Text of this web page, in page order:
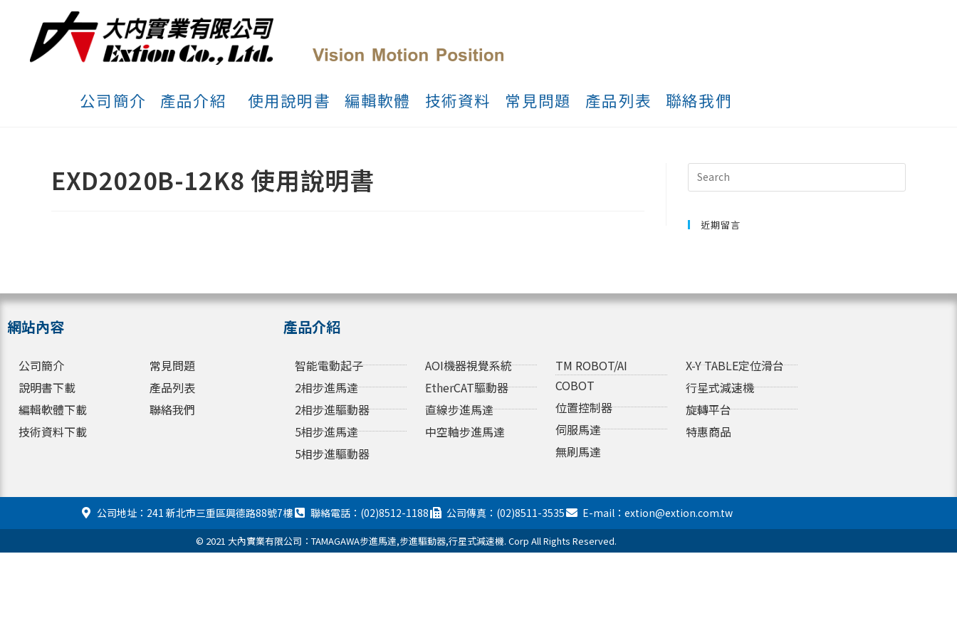
公司簡介 產品介紹 使用說明書 編輯軟體 技術資料 常見問題 產品列表 聯絡我們
EXD2020B-12K8 使用說明書
近期留言
網站內容
公司簡介
說明書下載
編輯軟體下載
技術資料下載
常見問題
產品列表
聯絡我們
產品介紹
智能電動起子
2相步進馬達
2相步進驅動器
5相步進馬達
5相步進驅動器
AOI機器視覺系統
EtherCAT驅動器
直線步進馬達
中空軸步進馬達
TM ROBOT/AI
COBOT
位置控制器
伺服馬達
無刷馬達
X-Y TABLE定位滑台
行星式減速機
旋轉平台
特惠商品
公司地址：241 新北市三重區興德路88號7樓 聯絡電話：(02)8512-1188 公司傳真：(02)8511-3535 E-mail：extion@extion.com.tw
© 2021 大內實業有限公司：TAMAGAWA步進馬達,步進驅動器,行星式減速機. Corp All Rights Reserved.